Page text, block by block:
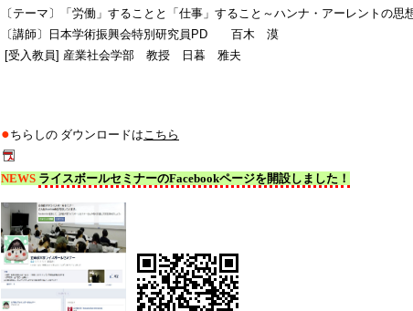
〔テーマ〕「労働」することと「仕事」すること～ハンナ・アーレントの思
〔講師〕日本学術振興会特別研究員PD 百木 漠
[受入教員] 産業社会学部 教授 日暮 雅夫
●ちらしの ダウンロードはこちら
NEWS ライスボールセミナーのFacebookページを開設しました！